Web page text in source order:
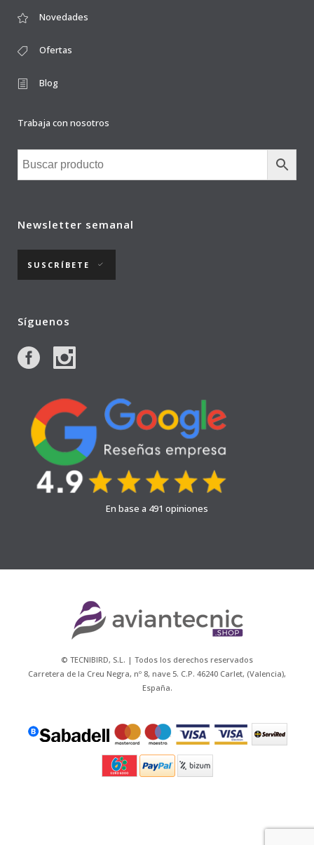
Novedades
Ofertas
Blog
Trabaja con nosotros
Newsletter semanal
SUSCRÍBETE
Síguenos
En base a 491 opiniones
© TECNIBIRD, S.L. | Todos los derechos reservados
Carretera de la Creu Negra, nº 8, nave 5. C.P. 46240 Carlet, (Valencia),
España.